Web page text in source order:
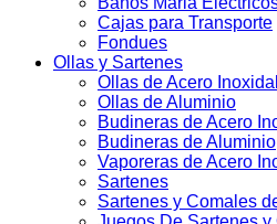
Cajas para Transporte
Fondues
Ollas y Sartenes
Ollas de Acero
Ollas de Aluminio
Budineras de Acero
Budineras de Aluminio
Vaporeras de Acero
Sartenes
Sartenes y Comales